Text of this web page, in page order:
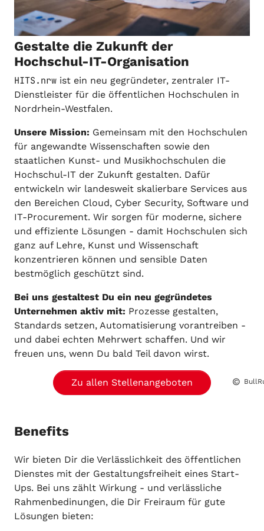
Gestalte die Zukunft der
Hochschul-IT-Organisation
HITS.nrw ist ein neu gegründeter, zentraler IT-
Dienstleister für die öffentlichen Hochschulen in
Nordrhein-Westfalen.
Unsere Mission: Gemeinsam mit den Hochschulen
für angewandte Wissenschaften sowie den
staatlichen Kunst- und Musikhochschulen die
Hochschul-IT der Zukunft gestalten. Dafür
entwickeln wir landesweit skalierbare Services aus
den Bereichen Cloud, Cyber Security, Software und
IT-Procurement. Wir sorgen für moderne, sichere
und effiziente Lösungen - damit Hochschulen sich
ganz auf Lehre, Kunst und Wissenschaft
konzentrieren können und sensible Daten
bestmöglich geschützt sind.
Bei uns gestaltest Du ein neu gegründetes
Unternehmen aktiv mit: Prozesse gestalten,
Standards setzen, Automatisierung vorantreiben -
und dabei echten Mehrwert schaffen. Und wir
freuen uns, wenn Du bald Teil davon wirst.
Zu allen Stellenangeboten
Benefits
Wir bieten Dir die Verlässlichkeit des öffentlichen
Dienstes mit der Gestaltungsfreiheit eines Start-
Ups. Bei uns zählt Wirkung - und verlässliche
Rahmenbedinungen, die Dir Freiraum für gute
Lösungen bieten: